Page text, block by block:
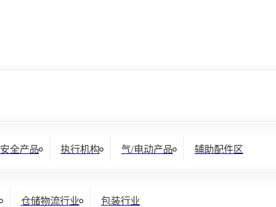
安全产品 执行机构 气/电动产品 辅助配件区
仓储物流行业 包装行业